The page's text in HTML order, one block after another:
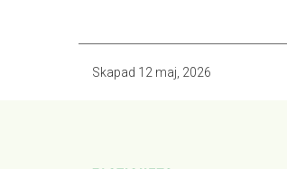
Skapad 12 maj, 2026